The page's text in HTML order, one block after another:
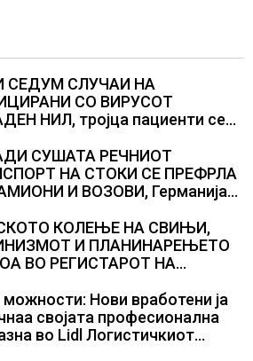
СЕДУМ СЛУЧАИ НА
СО ВИРУСОТ
НИЛ, тројца пациенти се
СУШАТА РЕЧНИОТ
НА СТОКИ СЕ ПРЕФРЛА
И ВОЗОВИ, Германија
да возат и во недела
КОЛЕЊЕ НА СВИЊИ,
И ПЛАНИНАРЕЊЕТО
ВО РЕГИСТАРОТ НА
Нови вработени ја
својата професионална
во Lidl Логистичкиот